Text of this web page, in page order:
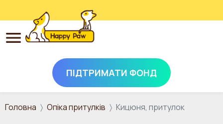
Перейти до основного вмісту
ПІДТРИМАТИ ФОНД
Головна Опіка притулків Кицюня, притулок